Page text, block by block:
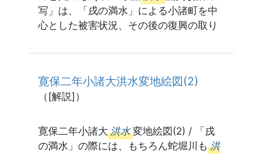
写」は、「戌の満水」による小諸町を中
心とした被害状況、その後の復興の取り
寛保二年小諸大洪水変地絵図(2)
（[解説]）
寛保二年小諸大 洪水 変地絵図(2) / 「戌
の満水」の際には、もちろん蛇堀川も 洪